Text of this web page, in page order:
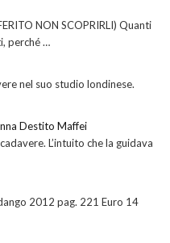
NON SCOPRIRLI) Quanti
perché …
nel suo studio londinese.
Destito Maffei
L’intuito che la guidava
2012 pag. 221 Euro 14